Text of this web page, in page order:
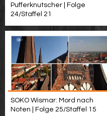
Pufferknutscher | Folge
24/Staffel 21
SOKO Wismar: Mord nach
Noten | Folge 25/Staffel 15